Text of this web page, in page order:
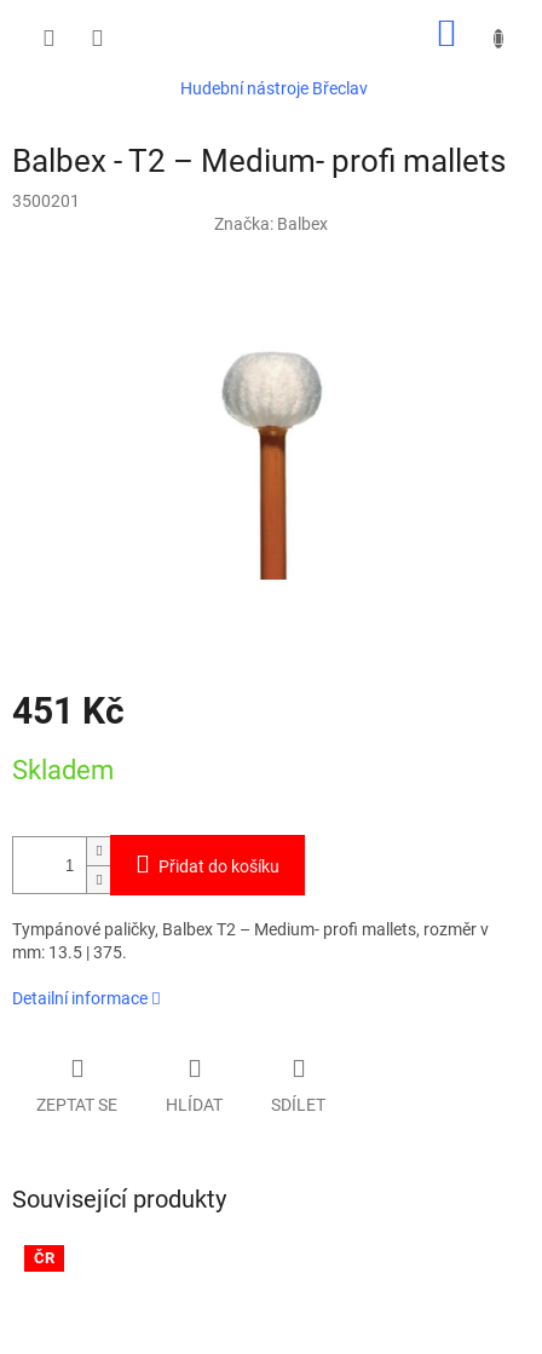
Hudební nástroje Břeclav
Balbex - T2 – Medium- profi mallets
3500201
Značka: Balbex
451 Kč
cena:
Skladem
Přidat do košíku
Tympánové paličky, Balbex T2 – Medium- profi mallets, rozměr v
mm: 13.5 | 375.
Detailní informace
ZEPTAT SE HLÍDAT SDÍLET
Související produkty
ČR